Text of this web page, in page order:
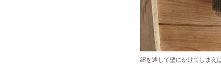
紐を通して壁にかけてしまえ